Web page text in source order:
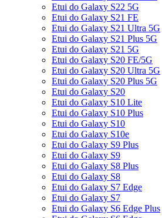
Etui do Galaxy S22 5G
Etui do Galaxy S21 FE
Etui do Galaxy S21 Ultra 5G
Etui do Galaxy S21 Plus 5G
Etui do Galaxy S21 5G
Etui do Galaxy S20 FE/5G
Etui do Galaxy S20 Ultra 5G
Etui do Galaxy S20 Plus 5G
Etui do Galaxy S20
Etui do Galaxy S10 Lite
Etui do Galaxy S10 Plus
Etui do Galaxy S10
Etui do Galaxy S10e
Etui do Galaxy S9 Plus
Etui do Galaxy S9
Etui do Galaxy S8 Plus
Etui do Galaxy S8
Etui do Galaxy S7 Edge
Etui do Galaxy S7
Etui do Galaxy S6 Edge Plus